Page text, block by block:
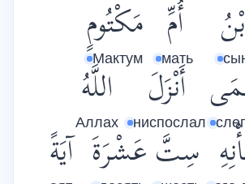
بْنُ أُمِّ
мать
مَكْتُومٍ
Мактум
أَنْزَلَ
ниспослал
اللَّهُ
Аллах
سِتَّ عَشْرَةَ آيَةً